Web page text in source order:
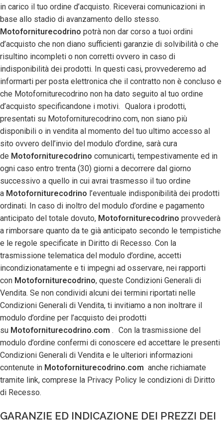
in carico il tuo ordine d’acquisto. Riceverai comunicazioni in
base allo stadio di avanzamento dello stesso.
Motoforniturecodrino potrà non dar corso a tuoi ordini
d’acquisto che non diano sufficienti garanzie di solvibilità o che
risultino incompleti o non corretti ovvero in caso di
indisponibilità dei prodotti. In questi casi, provvederemo ad
informarti per posta elettronica che il contratto non è concluso e
che Motoforniturecodrino non ha dato seguito al tuo ordine
d’acquisto specificandone i motivi. Qualora i prodotti,
presentati su Motoforniturecodrino.com, non siano più
disponibili o in vendita al momento del tuo ultimo accesso al
sito ovvero dell’invio del modulo d’ordine, sarà cura
de Motoforniturecodrino comunicarti, tempestivamente ed in
ogni caso entro trenta (30) giorni a decorrere dal giorno
successivo a quello in cui avrai trasmesso il tuo ordine
a Motoforniturecodrino l’eventuale indisponibilità dei prodotti
ordinati. In caso di inoltro del modulo d’ordine e pagamento
anticipato del totale dovuto, Motoforniturecodrino provvederà
a rimborsare quanto da te già anticipato secondo le tempistiche
e le regole specificate in Diritto di Recesso. Con la
trasmissione telematica del modulo d’ordine, accetti
incondizionatamente e ti impegni ad osservare, nei rapporti
con Motoforniturecodrino, queste Condizioni Generali di
Vendita. Se non condividi alcuni dei termini riportati nelle
Condizioni Generali di Vendita, ti invitiamo a non inoltrare il
modulo d’ordine per l’acquisto dei prodotti
su Motoforniturecodrino.com . Con la trasmissione del
modulo d’ordine confermi di conoscere ed accettare le presenti
Condizioni Generali di Vendita e le ulteriori informazioni
contenute in Motoforniturecodrino.com anche richiamate
tramite link, comprese la Privacy Policy le condizioni di Diritto
di Recesso.
GARANZIE ED INDICAZIONE DEI PREZZI DEI